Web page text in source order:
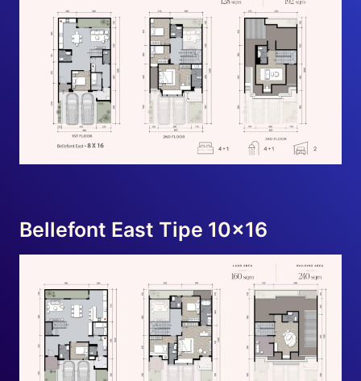
Bellefont East Tipe 10×16